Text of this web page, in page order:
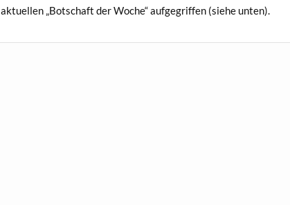
aktuellen „Botschaft der Woche“ aufge­grif­f­en (siehe unten).